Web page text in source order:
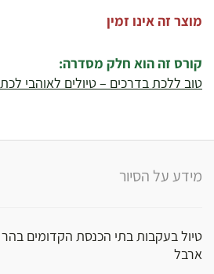
מוצר זה אינו זמין
קורס זה הוא חלק מסדרה:
טוב ללכת בדרכים – טיולים לאוהבי לכת
מידע על הסיור
טיול בעקבות בתי הכנסת הקדומים
ארבל